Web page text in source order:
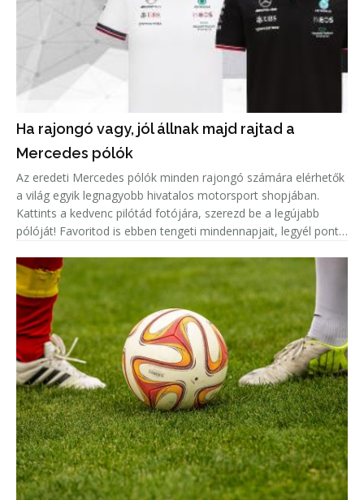
Ha rajongó vagy, jól állnak majd rajtad a
Mercedes pólók
Az eredeti Mercedes pólók minden rajongó számára elérhetők
a világ egyik legnagyobb hivatalos motorsport shopjában.
Kattints a kedvenc pilótád fotójára, szerezd be a legújabb
pólóját! Favoritod is ebben tengeti mindennapjait, legyél pont